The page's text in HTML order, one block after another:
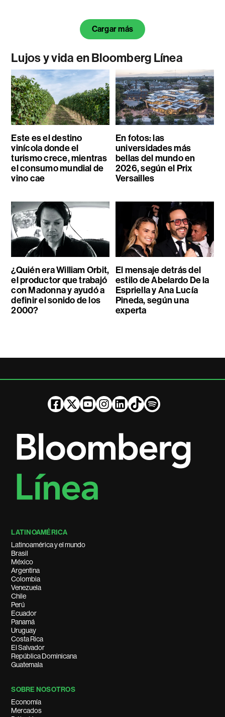
Cargar más
Lujos y vida en Bloomberg Línea
Este es el destino
vinícola donde el
turismo crece, mientras
el consumo mundial de
vino cae
En fotos: las
universidades más
bellas del mundo en
2026, según el Prix
Versailles
¿Quién era William Orbit,
el productor que trabajó
con Madonna y ayudó a
definir el sonido de los
2000?
El mensaje detrás del
estilo de Abelardo De la
Espriella y Ana Lucía
Pineda, según una
experta
LATINOAMÉRICA
Latinoamérica y el mundo
Brasil
México
Argentina
Colombia
Venezuela
Chile
Perú
Ecuador
Panamá
Uruguay
Costa Rica
El Salvador
República Dominicana
Guatemala
SOBRE NOSOTROS
Economía
Mercados